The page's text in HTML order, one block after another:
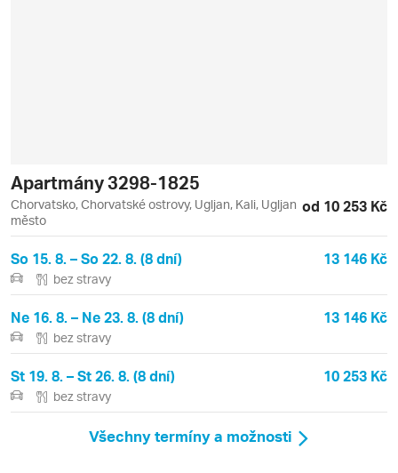
Apartmány 3298-1825
Chorvatsko, Chorvatské ostrovy, Ugljan, Kali, Ugljan
město
od 10 253 Kč
So 15. 8. – So 22. 8. (8 dní) 13 146 Kč
bez stravy
Ne 16. 8. – Ne 23. 8. (8 dní) 13 146 Kč
bez stravy
St 19. 8. – St 26. 8. (8 dní) 10 253 Kč
bez stravy
Všechny termíny a možnosti